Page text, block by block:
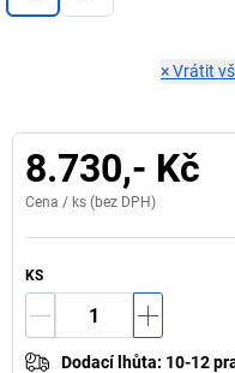
×Vrátit
8.730,- Kč
Cena / ks (bez DPH)
KS
Dodací lhůta: 10-12